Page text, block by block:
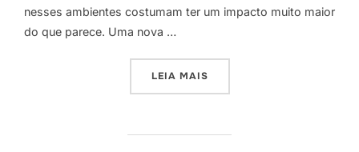
nesses ambientes costumam ter um impacto muito maior
do que parece. Uma nova …
LEIA MAIS“RENOVE SEM OBRA: